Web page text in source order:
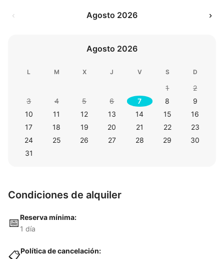
‹ Agosto 2026 ›
Agosto 2026
L M X J V S D
1
2
3
4 5 6 7 8
9
10
11 12 13 14 15
16
17
18 19 20 21 22
23
24
25 26 27 28 29
30
31
Condiciones de alquiler
📅Reserva mínima:
1 día
📋Política de cancelación: